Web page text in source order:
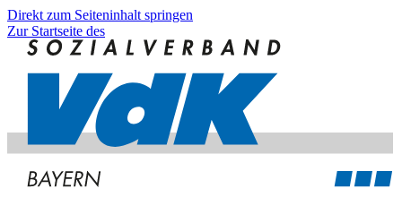
Direkt zum Seiteninhalt springen
Zur Startseite des